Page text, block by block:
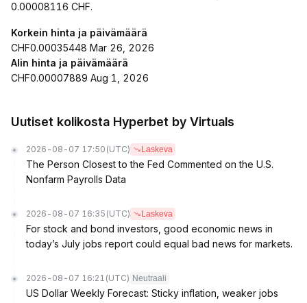
0.00008116 CHF.
Korkein hinta ja päivämäärä
CHF0.00035448 Mar 26, 2026
Alin hinta ja päivämäärä
CHF0.00007889 Aug 1, 2026
Uutiset kolikosta Hyperbet by Virtuals
2026-08-07 17:50 (UTC) Laskeva
The Person Closest to the Fed Commented on the U.S.
Nonfarm Payrolls Data
2026-08-07 16:35 (UTC) Laskeva
For stock and bond investors, good economic news in
today’s July jobs report could equal bad news for markets.
2026-08-07 16:21 (UTC) Neutraali
US Dollar Weekly Forecast: Sticky inflation, weaker jobs